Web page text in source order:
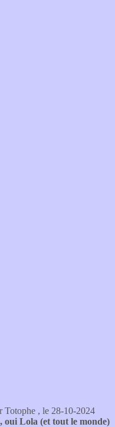
Totophe , le 28-10-2024
oui Lola (et tout le monde)